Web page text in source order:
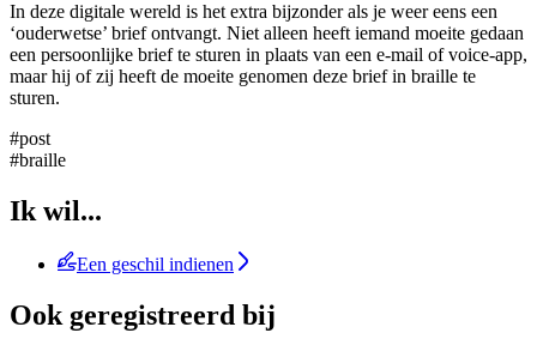
In deze digitale wereld is het extra bijzonder als je weer eens een
‘ouderwetse’ brief ontvangt. Niet alleen heeft iemand moeite gedaan
een persoonlijke brief te sturen in plaats van een e-mail of voice-app,
maar hij of zij heeft de moeite genomen deze brief in braille te
sturen.
#post
#braille
Ik wil...
Een geschil indienen
Ook geregistreerd bij